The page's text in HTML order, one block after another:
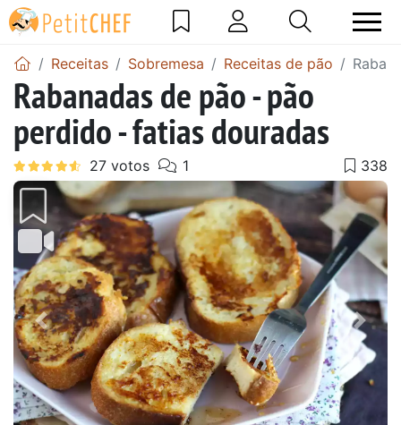
Receitas Sobremesa Receitas de pão
Rabanadas de pão - pão
perdido - fatias douradas
Anterior Next